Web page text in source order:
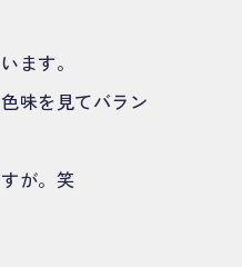
ます。
味を見てバラン
が。笑